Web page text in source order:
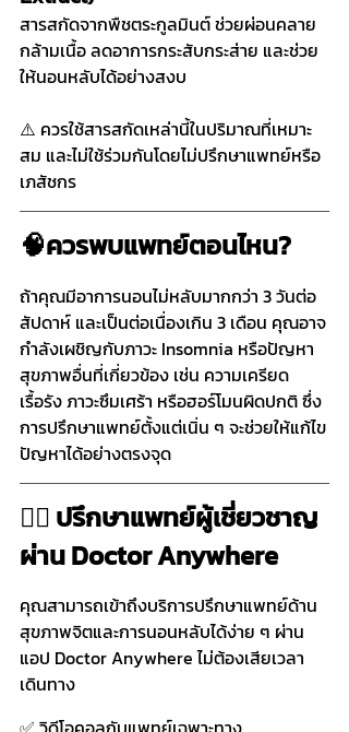
สารสกัดจากพืชตระกูลมินต์ ช่วยผ่อนคลาย
กล้ามเนื้อ ลดอาการกระสับกระส่าย และช่วย
ให้นอนหลับได้อย่างสงบ
⚠️ ควรใช้สารสกัดเหล่านี้ในปริมาณที่เหมาะ
สม และไม่ใช้ร่วมกันโดยไม่ปรึกษาแพทย์หรือ
เภสัชกร
🧠ควรพบแพทย์ตอนไหน?
ถ้าคุณมีอาการนอนไม่หลับมากกว่า 3 วันต่อ
สัปดาห์ และเป็นต่อเนื่องเกิน 3 เดือน คุณอาจ
กำลังเผชิญกับภาวะ Insomnia หรือปัญหา
สุขภาพอื่นที่เกี่ยวข้อง เช่น ความเครียด
เรื้อรัง ภาวะซึมเศร้า หรือฮอร์โมนผิดปกติ ซึ่ง
การปรึกษาแพทย์ตั้งแต่เนิ่น ๆ จะช่วยให้แก้ไข
ปัญหาได้อย่างตรงจุด
👩‍⚕️ ปรึกษาแพทย์ผู้เชี่ยวชาญ
ผ่าน Doctor Anywhere
คุณสามารถเข้าถึงบริการปรึกษาแพทย์ด้าน
สุขภาพจิตและการนอนหลับได้ง่าย ๆ ผ่าน
แอป Doctor Anywhere ไม่ต้องเสียเวลา
เดินทาง